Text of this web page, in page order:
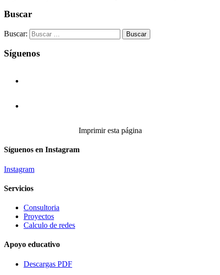
Buscar
Buscar:
Síguenos
Imprimir esta página
Síguenos en Instagram
Instagram
Servicios
Consultoria
Proyectos
Calculo de redes
Apoyo educativo
Descargas PDF